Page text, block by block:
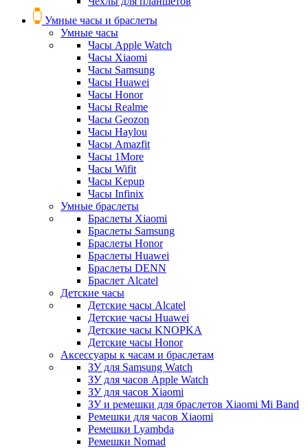
Умные часы и браслеты
Умные часы
Часы Apple Watch
Часы Xiaomi
Часы Samsung
Часы Huawei
Часы Honor
Часы Realme
Часы Geozon
Часы Haylou
Часы Amazfit
Часы 1More
Часы Wifit
Часы Kepup
Часы Infinix
Умные браслеты
Браслеты Xiaomi
Браслеты Samsung
Браслеты Honor
Браслеты Huawei
Браслеты DENN
Браслет Alcatel
Детские часы
Детские часы Alcatel
Детские часы Huawei
Детские часы KNOPKA
Детские часы Honor
Аксессуары к часам и браслетам
ЗУ для Samsung Watch
ЗУ для часов Apple Watch
ЗУ для часов Xiaomi
ЗУ и ремешки для браслетов Xiaomi Mi Band
Ремешки для часов Xiaomi
Ремешки Lyambda
Ремешки Nomad